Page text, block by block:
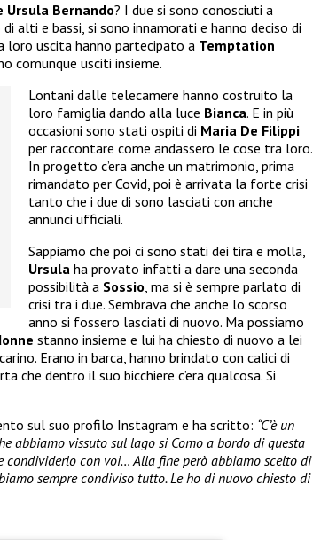
Ursula Bernando? I due si sono conosciuti a
alti e bassi, si sono innamorati e hanno deciso di
loro uscita hanno partecipato a Temptation
comunque usciti insieme.
Lontani dalle telecamere hanno costruito la
loro famiglia dando alla luce Bianca. E in più
occasioni sono stati ospiti di Maria De Filippi
per raccontare come andassero le cose tra loro.
In progetto c’era anche un matrimonio, prima
rimandato per Covid, poi è arrivata la forte crisi
tanto che i due di sono lasciati con anche
annunci ufficiali.
Sappiamo che poi ci sono stati dei tira e molla,
Ursula ha provato infatti a dare una seconda
possibilità a Sossio, ma si è sempre parlato di
crisi tra i due. Sembrava che anche lo scorso
anno si fossero lasciati di nuovo. Ma possiamo
stanno insieme e lui ha chiesto di nuovo a lei
Erano in barca, hanno brindato con calici di
che dentro il suo bicchiere c’era qualcosa. Si
sul suo profilo Instagram e ha scritto: “C’è un
abbiamo vissuto sul lago si Como a bordo di questa
condividerlo con voi… Alla fine però abbiamo scelto di
sempre condiviso tutto. Le ho di nuovo chiesto di